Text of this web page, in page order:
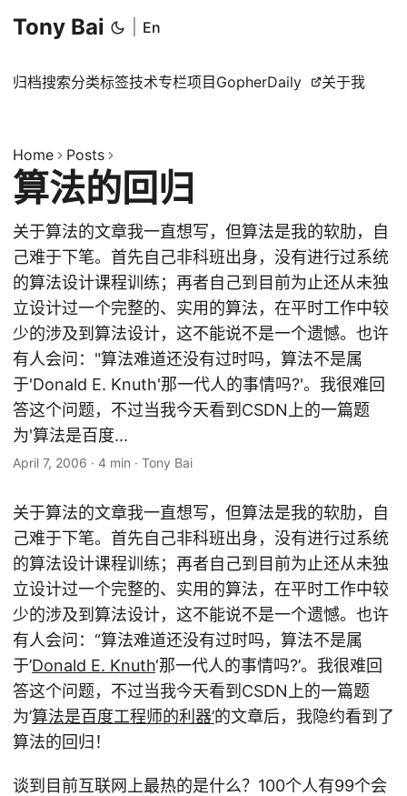
Tony Bai En
归档搜索分类标签技术专栏项目 GopherDaily 关于我
Home Posts
算法的回归
关于算法的文章我一直想写，但算法是我的软肋，自
己难于下笔。首先自己非科班出身，没有进行过系统
的算法设计课程训练；再者自己到目前为止还从未独
立设计过一个完整的、实用的算法，在平时工作中较
少的涉及到算法设计，这不能说不是一个遗憾。也许
有人会问："算法难道还没有过时吗，算法不是属
于'Donald E. Knuth'那一代人的事情吗?'。我很难回
答这个问题，不过当我今天看到CSDN上的一篇题
为'算法是百度...
April 7, 2006 · 4 min · Tony Bai
关于算法的文章我一直想写，但算法是我的软肋，自
己难于下笔。首先自己非科班出身，没有进行过系统
的算法设计课程训练；再者自己到目前为止还从未独
立设计过一个完整的、实用的算法，在平时工作中较
少的涉及到算法设计，这不能说不是一个遗憾。也许
有人会问：“算法难道还没有过时吗，算法不是属
于’Donald E. Knuth‘那一代人的事情吗?’。我很难回
答这个问题，不过当我今天看到CSDN上的一篇题
为’算法是百度工程师的利器’的文章后，我隐约看到了
算法的回归！
谈到目前互联网上最热的是什么？100个人有99个会